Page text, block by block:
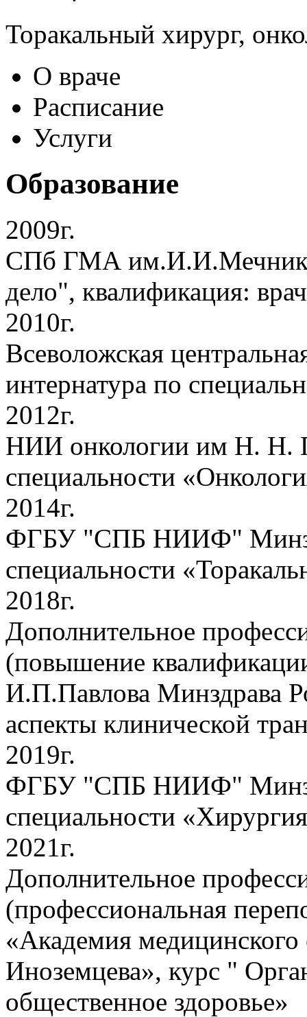
Торакальный хирург,
О враче
Расписание
Услуги
Образование
2009г.
СПб ГМА
дело", квалификация:
2010г.
Всеволожская
интернатура по
2012г.
НИИ онкологии им Н. Н.
специальности
2014г.
ФГБУ "СПБ НИИФ"
специальности
2018г.
Дополнительное
(повышение
И.П.Павлова Минздрава
аспекты клинической
2019г.
ФГБУ "СПБ НИИФ"
специальности
2021г.
Дополнительное
(профессиональная
«Академия
Иноземцева», курс "
общественное здоровье»